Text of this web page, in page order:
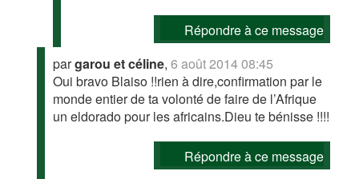
Répondre à ce message
pargarou et céline,6 août 2014 08:45
Oui bravo Blaiso !!rien à dire,confirmation par le
monde entier de ta volonté de faire de l’Afrique
un eldorado pour les africains.Dieu te bénisse !!!!
Répondre à ce message